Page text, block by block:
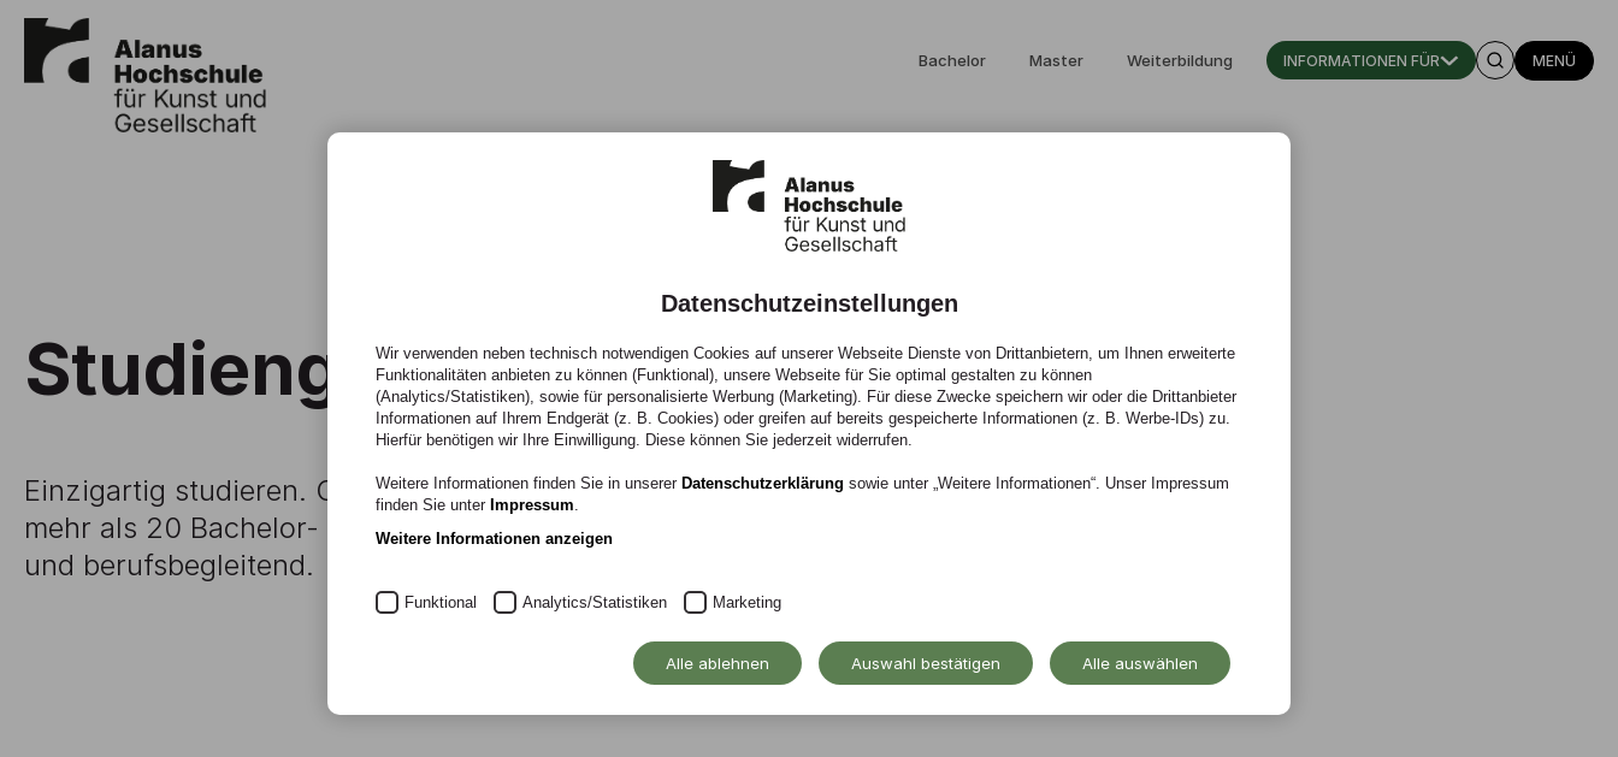
Bachelor Master Weiterbildung INFORMATIONEN FÜR MENÜ
Studiengänge
Einzigartig studieren. Gemeinsam wachsen. Wir bieten
mehr als 20 Bachelor- und Masterstudiengänge – Vollzeit
und berufsbegleitend.
Datenschutzeinstellungen
Wir verwenden neben technisch notwendigen Cookies auf unserer Webseite Dienste von Drittanbietern, um Ihnen erweiterte
Funktionalitäten anbieten zu können (Funktional), unsere Webseite für Sie optimal gestalten zu können
(Analytics/Statistiken), sowie für personalisierte Werbung (Marketing). Für diese Zwecke speichern wir oder die Drittanbieter
Informationen auf Ihrem Endgerät (z. B. Cookies) oder greifen auf bereits gespeicherte Informationen (z. B. Werbe-IDs) zu.
Hierfür benötigen wir Ihre Einwilligung. Diese können Sie jederzeit widerrufen.
Weitere Informationen finden Sie in unserer Datenschutzerklärung sowie unter „Weitere Informationen“. Unser Impressum
finden Sie unter Impressum.
Weitere Informationen anzeigen
Funktional Analytics/Statistiken Marketing
Alle ablehnen Auswahl bestätigen Alle auswählen